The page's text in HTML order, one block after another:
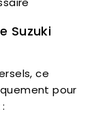
Suzuki
ce
pour